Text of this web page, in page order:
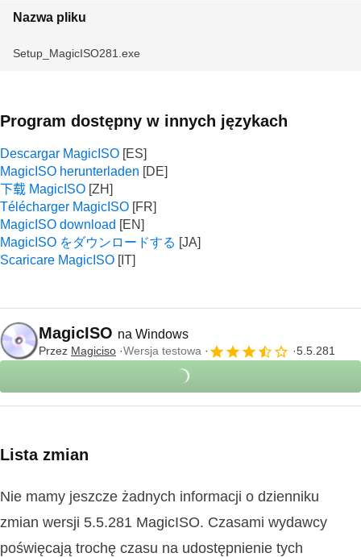
Nazwa pliku
Setup_MagicISO281.exe
Program dostępny w innych językach
Descargar MagicISO
MagicISO herunterladen
下载 MagicISO
Télécharger MagicISO
MagicISO download
MagicISO をダウンロードする
Scaricare MagicISO
MagicISO na Windows
Przez Magiciso Wersja testowa 5.5.281
Lista zmian
Nie mamy jeszcze żadnych informacji o dzienniku
zmian wersji 5.5.281 MagicISO. Czasami wydawcy
poświęcają trochę czasu na udostępnienie tych